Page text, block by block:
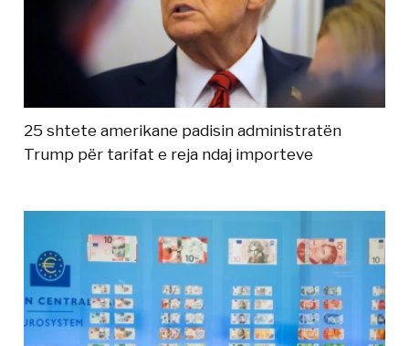
25 shtete amerikane padisin administratën
Trump për tarifat e reja ndaj importeve